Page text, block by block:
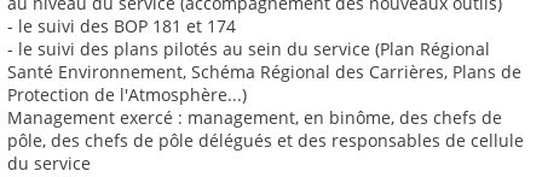
- le suivi des BOP 181 et 174
- le suivi des plans pilotés au sein du service (Plan Régional
Santé Environnement, Schéma Régional des Carrières, Plans de
Protection de l'Atmosphère...)
Management exercé : management, en binôme, des chefs de
pôle, des chefs de pôle délégués et des responsables de cellule
du service